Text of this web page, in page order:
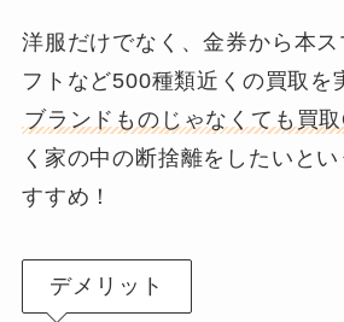
洋服だけでなく、金券から本
フトなど500種類近くの買取を
ブランドものじゃなくても買
く家の中の断捨離をしたいと
すすめ！
デメリット